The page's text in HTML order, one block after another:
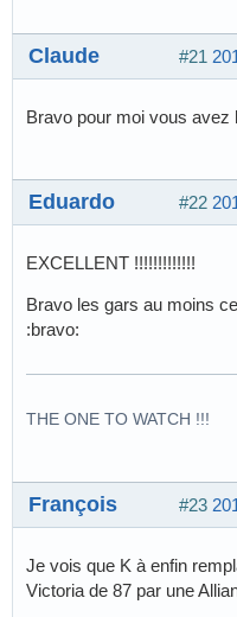
#21
Claude
Bravo pour moi vous avez
#22
Eduardo
EXCELLENT !!!!!!!!!!!!!
Bravo les gars au moins
:bravo:
THE ONE TO WATCH !!!
#23
François
Je vois que K à enfin
Victoria de 87 par une